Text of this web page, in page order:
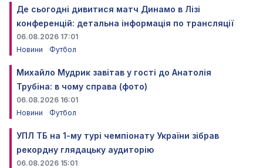
Де сьогодні дивитися матч Динамо в Лізі
конференцій: детальна інформація по трансляції
06.08.2026 17:01
Новини
Футбол
Михайло Мудрик завітав у гості до Анатолія
Трубіна: в чому справа (фото)
06.08.2026 16:01
Новини
Футбол
УПЛ ТБ на 1-му турі чемпіонату України зібрав
рекордну глядацьку аудиторію
06.08.2026 15:01